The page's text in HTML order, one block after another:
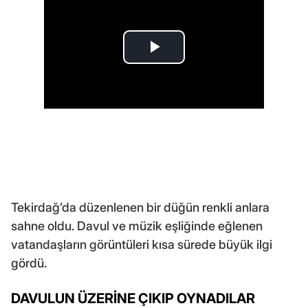
Tekirdağ’da düzenlenen bir düğün renkli anlara
sahne oldu. Davul ve müzik eşliğinde eğlenen
vatandaşların görüntüleri kısa sürede büyük ilgi
gördü.
DAVULUN ÜZERİNE ÇIKIP OYNADILAR